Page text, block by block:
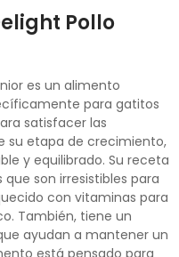
Pollo
es un alimento
para gatitos
satisfacer las
su etapa de crecimiento,
y equilibrado. Su receta
son irresistibles para
con vitaminas para
También, tiene un
ayudan a mantener un
está pensado para